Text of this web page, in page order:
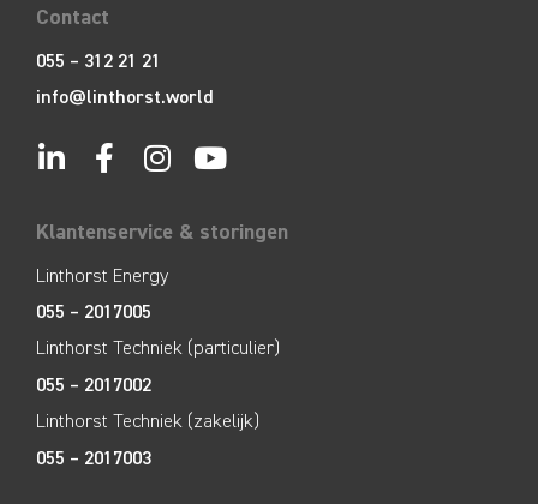
Contact
055 – 312 21 21
info@linthorst.world
Klantenservice & storingen
Linthorst Energy
055 – 2017005
Linthorst Techniek (particulier)
055 – 2017002
Linthorst Techniek (zakelijk)
055 – 2017003